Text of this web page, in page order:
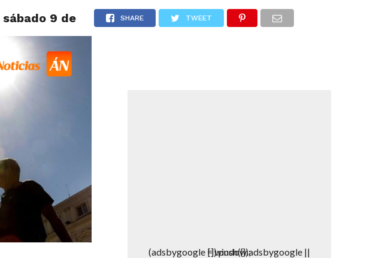
POLICIALES DEPORTES DENUNCIAS WHATSAPP
9 de mayo SHARE TWEET
(adsbygoogle = window.adsbygoogle || []).push({});